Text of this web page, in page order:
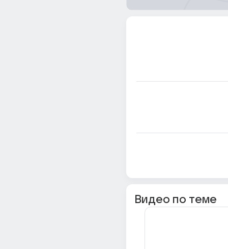
Видео по теме